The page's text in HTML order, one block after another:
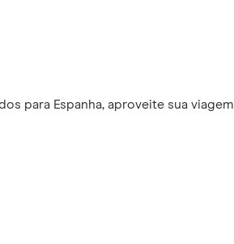
para Espanha, aproveite sua viagem